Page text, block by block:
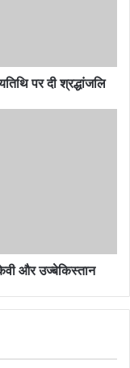
पर दी श्रद्धांजलि
और उज्बेकिस्तान